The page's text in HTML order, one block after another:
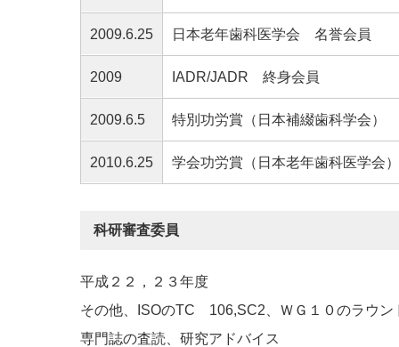
2009.6.25 日本老年歯科医学会 名誉会員
2009 IADR/JADR 終身会員
2009.6.5 特別功労賞（日本補綴歯科学会）
2010.6.25 学会功労賞（日本老年歯科医学会）
科研審査委員
平成２２，２３年度
その他、ISOのTC 106,SC2、ＷＧ１０のラウン
専門誌の査読、研究アドバイス